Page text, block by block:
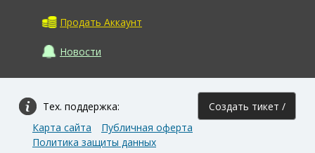
Продать Аккаунт
Новости
Тех. поддержка: Создать тикет /
Карта сайта
Публичная оферта
Политика защиты данных